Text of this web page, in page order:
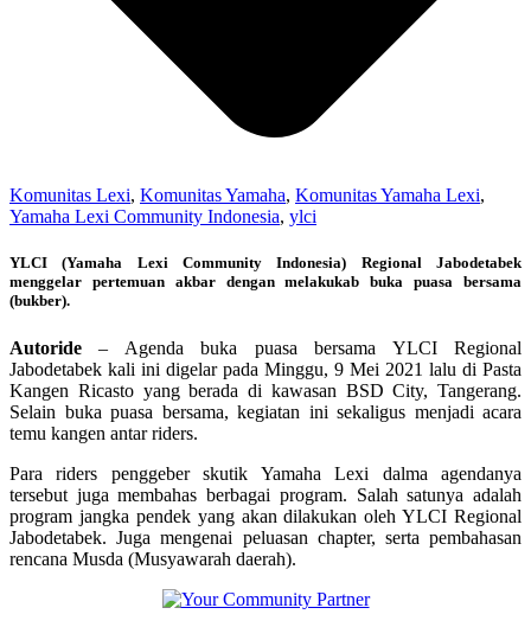
Komunitas Lexi, Komunitas Yamaha, Komunitas Yamaha Lexi,
Yamaha Lexi Community Indonesia, ylci
YLCI (Yamaha Lexi Community Indonesia) Regional Jabodetabek
menggelar pertemuan akbar dengan melakukab buka puasa bersama
(bukber).
Autoride – Agenda buka puasa bersama YLCI Regional
Jabodetabek kali ini digelar pada Minggu, 9 Mei 2021 lalu di Pasta
Kangen Ricasto yang berada di kawasan BSD City, Tangerang.
Selain buka puasa bersama, kegiatan ini sekaligus menjadi acara
temu kangen antar riders.
Para riders penggeber skutik Yamaha Lexi dalma agendanya
tersebut juga membahas berbagai program. Salah satunya adalah
program jangka pendek yang akan dilakukan oleh YLCI Regional
Jabodetabek. Juga mengenai peluasan chapter, serta pembahasan
rencana Musda (Musyawarah daerah).